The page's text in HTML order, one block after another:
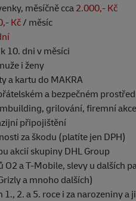
měsíčně cca2.000,- Kč
Kč/ měsíc
10. dni v měsíci
i ženy
a kartu do MAKRA
a bezpečném
grilování, firemní
připojištění
za škodu (platíte jen DPH)
akcií skupiny DHL Group
a T-Mobile, slevy u dalších
a mnoho dalších)
2. a 5. roce i za narozeniny a